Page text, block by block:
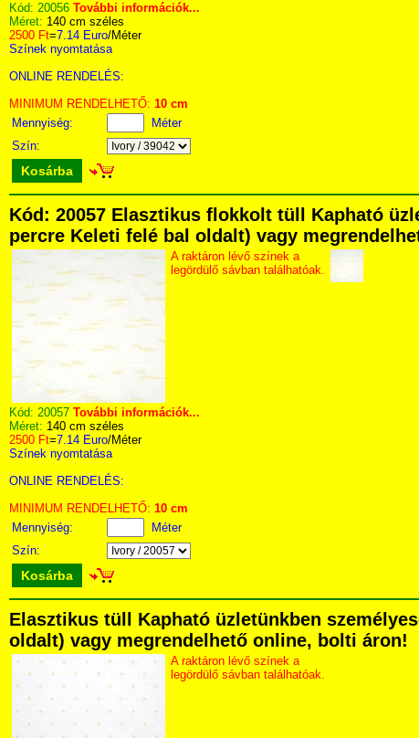
Kód: 20056 További információk...
Méret: 140 cm széles
2500 Ft=7.14 Euro/Méter
Színek nyomtatása
ONLINE RENDELÉS:
MINIMUM RENDELHETŐ: 10 cm
Mennyiség:
Méter
Szín:
Kosárba
Kód: 20057 Elasztikus flokkolt tüll Kapható
percre Keleti felé bal oldalt) vagy
A raktáron lévő színek a
legördülő sávban találhatóak.
Kód: 20057 További információk...
Méret: 140 cm széles
2500 Ft=7.14 Euro/Méter
Színek nyomtatása
ONLINE RENDELÉS:
MINIMUM RENDELHETŐ: 10 cm
Mennyiség:
Méter
Szín:
Kosárba
Elasztikus tüll Kapható üzletünkben
oldalt) vagy megrendelhető online, bolti áron!
A raktáron lévő színek a
legördülő sávban találhatóak.